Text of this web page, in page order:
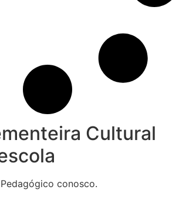
Cultural
conosco.